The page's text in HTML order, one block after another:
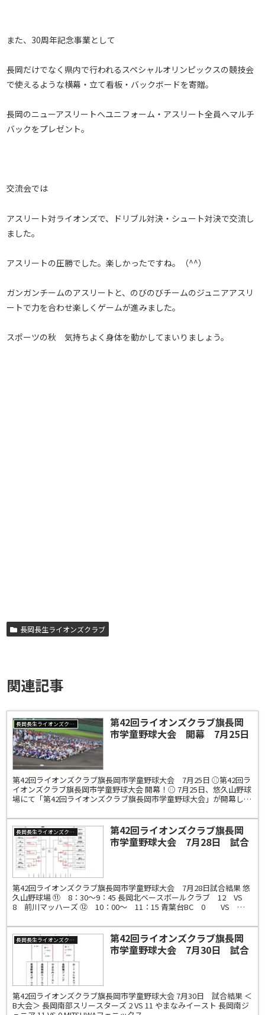
また、30周年記念事業として
長岡だけでなく県内で行われるスペシャルオリンピックスの競技会
で使えるような横幕・立て看板・バックボードを寄贈。
長岡のニューアスリートへユニフォーム・アスリート全員へマルチ
バックをプレゼント。
交流会では
アスリート対ライオンズで、ドリブル対決・シュート対決で交流し
ました。
アスリートの圧勝でした。楽しかったですね。（^^）
ガンガンチームのアスリートと、のびのびチームのジュニアアスリ
ートで力を合わせ楽しくゲームが進みました。
スポーツの秋 気持ちよく身体を動かしてまいりましょう。
長岡長生ライオンズクラブ
関連記事
長岡長生ライオンズクラブ
第42回ライオンズクラブ旗長岡
市学童野球大会 開幕 7月25日
第42回ライオンズクラブ旗長岡市学童野球大会 7月25日 ⚾第42回ラ
イオンズクラブ旗長岡市学童野球大会 開幕！⚾ 7月25日、悠久山野球
場にて「第42回ライオンズクラブ旗長岡市学童野球大会」が開幕しま
長岡長生ライオンズクラブ
第42回ライオンズクラブ旗長岡
市学童野球大会 7月28日 試合
第42回ライオンズクラブ旗長岡市学童野球大会 7月28日試合結果 悠
久山野球場 ⑪ 8：30～9：45 長岡北ベースボールクラブ 12 VS
8 前川マッハーズ ⑫ 10：00～ 11：15 青葉台BC 0 VS
長岡長生ライオンズクラブ
第42回ライオンズクラブ旗長岡
市学童野球大会 7月30日 試合
第42回ライオンズクラブ旗長岡市学童野球大会 7月30日 試合結果 ＜
B大会＞ 長岡南部スリースターズ 2 VS 11 やまなみイースト 長岡南ジ